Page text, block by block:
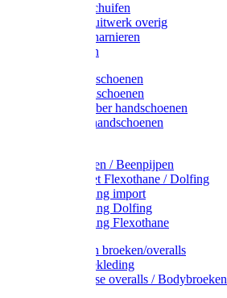
Grendels/schuifen
Hang en sluitwerk overig
Hengen/scharnieren
Scharnieren
Latex handschoenen
Leren handschoenen
PVC / Rubber handschoenen
Katoenen handschoenen
Plukmouwen / Beenpijpen
Reparatieset Flexothane / Dolfing
Regenkleding import
Regenkleding Dolfing
Regenkleding Flexothane
Toebehoren broeken/overalls
Signalisatiekleding
Amerikaanse overalls / Bodybroeken